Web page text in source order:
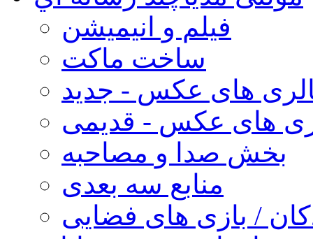
فیلم و انیمیشن
ساخت ماکت
های عکس - جدید
های عکس - قدیمی
بخش صدا و مصاحبه
منابع سه بعدی
/ بازی های فضایی